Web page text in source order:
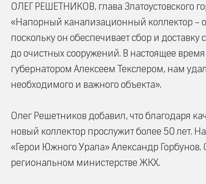
ОЛЕГ РЕШЕТНИКОВ, глава Златоустовского
«Напорный канализационный коллектор –
поскольку он обеспечивает сбор и
до очистных сооружений. В настоящее
губернатором Алексеем Текслером, нам
необходимого и важного объекта».
Олег Решетников добавил, что благодаря
новый коллектор прослужит более 50 лет.
«Герои Южного Урала» Александр
региональном министерстве ЖКХ.